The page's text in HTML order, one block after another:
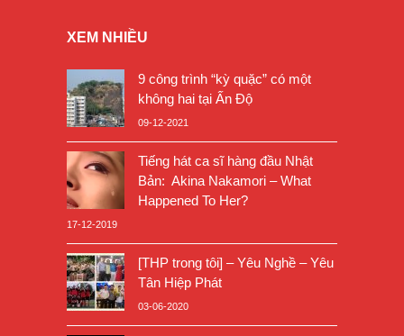
XEM NHIỀU
9 công trình “kỳ quặc” có một
không hai tại Ấn Độ
09-12-2021
Tiếng hát ca sĩ hàng đầu Nhật
Bản: Akina Nakamori – What
Happened To Her?
17-12-2019
[THP trong tôi] – Yêu Nghề – Yêu
Tân Hiệp Phát
03-06-2020